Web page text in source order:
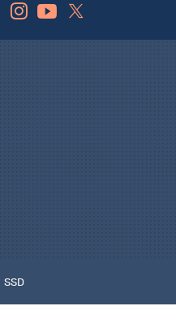
FlipboardInstagramYoutube
SSD